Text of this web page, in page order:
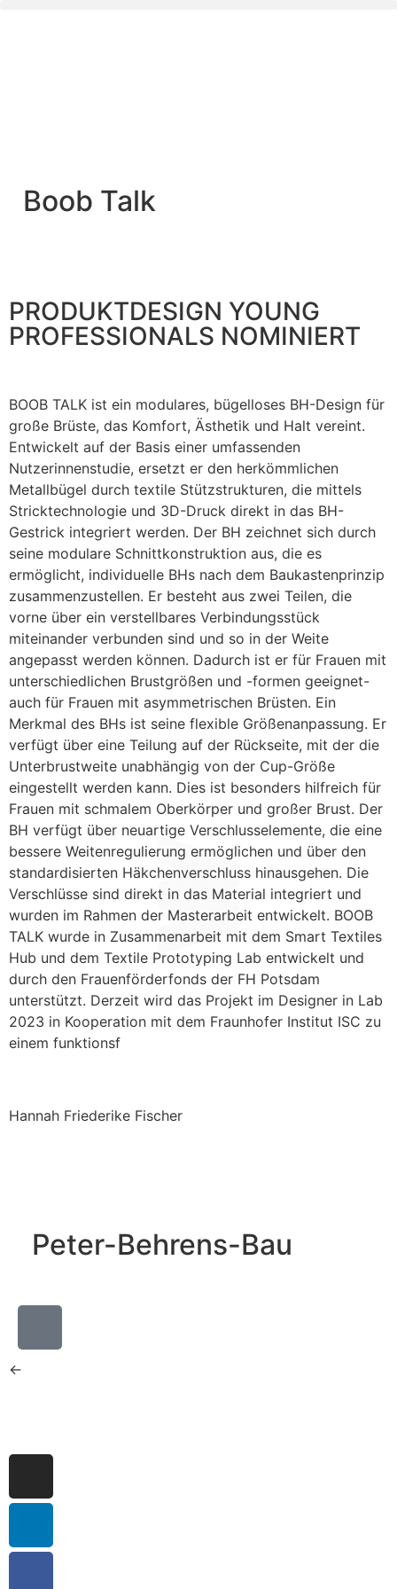
Peter-Behrens-Bau
←
Boob Talk
PRODUKTDESIGN YOUNG
PROFESSIONALS NOMINIERT
BOOB TALK ist ein modulares, bügelloses BH-Design für
große Brüste, das Komfort, Ästhetik und Halt vereint.
Entwickelt auf der Basis einer umfassenden
Nutzerinnenstudie, ersetzt er den herkömmlichen
Metallbügel durch textile Stützstrukturen, die mittels
Stricktechnologie und 3D-Druck direkt in das BH-
Gestrick integriert werden. Der BH zeichnet sich durch
seine modulare Schnittkonstruktion aus, die es
ermöglicht, individuelle BHs nach dem Baukastenprinzip
zusammenzustellen. Er besteht aus zwei Teilen, die
vorne über ein verstellbares Verbindungsstück
miteinander verbunden sind und so in der Weite
angepasst werden können. Dadurch ist er für Frauen mit
unterschiedlichen Brustgrößen und -formen geeignet-
auch für Frauen mit asymmetrischen Brüsten. Ein
Merkmal des BHs ist seine flexible Größenanpassung. Er
verfügt über eine Teilung auf der Rückseite, mit der die
Unterbrustweite unabhängig von der Cup-Größe
eingestellt werden kann. Dies ist besonders hilfreich für
Frauen mit schmalem Oberkörper und großer Brust. Der
BH verfügt über neuartige Verschlusselemente, die eine
bessere Weitenregulierung ermöglichen und über den
standardisierten Häkchenverschluss hinausgehen. Die
Verschlüsse sind direkt in das Material integriert und
wurden im Rahmen der Masterarbeit entwickelt. BOOB
TALK wurde in Zusammenarbeit mit dem Smart Textiles
Hub und dem Textile Prototyping Lab entwickelt und
durch den Frauenförderfonds der FH Potsdam
unterstützt. Derzeit wird das Projekt im Designer in Lab
2023 in Kooperation mit dem Fraunhofer Institut ISC zu
einem funktionsf
Hannah Friederike Fischer